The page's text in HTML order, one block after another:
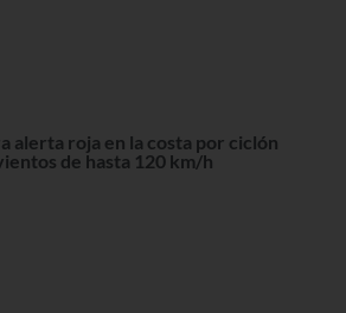
alerta roja en la costa por ciclón
de hasta 120 km/h